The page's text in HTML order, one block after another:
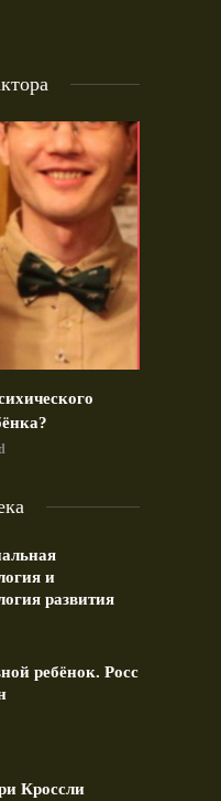
и
развития
ребёнок. Росс
Кроссли